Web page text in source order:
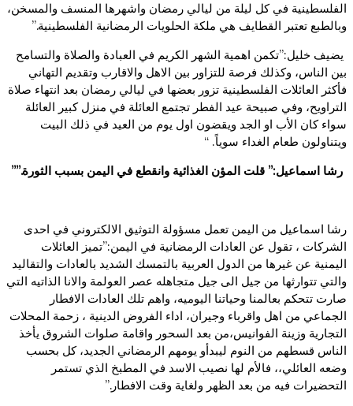
الفلسطينية في كل ليلة من ليالي رمضان واشهرها المنسف والمسخن،
وبالطبع تعتبر القطايف هي ملكة الحلويات الرمضانية الفلسطينية.”
يضيف خليل:”تكمن اهمية الشهر الكريم في العبادة والصلاة والتسامح
بين الناس، وكذلك فرصة للتزاور بين الاهل والاقارب وتقديم التهاني
فأكثر العائلات الفلسطينية تزور بعضها في ليالي رمضان بعد انتهاء صلاة
التراويح، وفي صبيحة عيد الفطر تجتمع العائلة في منزل كبير العائلة
سواء كان الأب او الجد ويقضون اول يوم من العيد في ذلك البيت
ويتناولون طعام الغداء سوياً. “
رشا اسماعيل:” قلت المؤن الغذائية وانقطع في اليمن بسبب الثورة.””
رشا اسماعيل من اليمن تعمل مسؤولة التوثيق الالكتروني في احدى
الشركات ، تقول عن العادات الرمضانية في اليمن:”تميز العائلات
اليمنية عن غيرها من الدول العربية بالتمسك الشديد بالعادات والتقاليد
والتي تتوارثها من جيل الى جيل متجاهله عصر العولمة والانا الذاتيه التي
صارت تتحكم بعالمنا وحياتنا اليوميه، واهم تلك العادات الافطار
الجماعي من اهل واقرباء وجيران، اداء الفروض الدينية ، زحمة المحلات
التجارية وزينة الفوانيس،من بعد السحور واقامة صلوات الشروق يأخذ
الناس قسطهم من النوم ليبدأو يومهم الرمضاني الجديد، كل بحسب
وضعه العائلي،، فالأم لها نصيب الاسد في المطبخ الذي تستمر
التحضيرات فيه من بعد الظهر ولغاية وقت الافطار.”